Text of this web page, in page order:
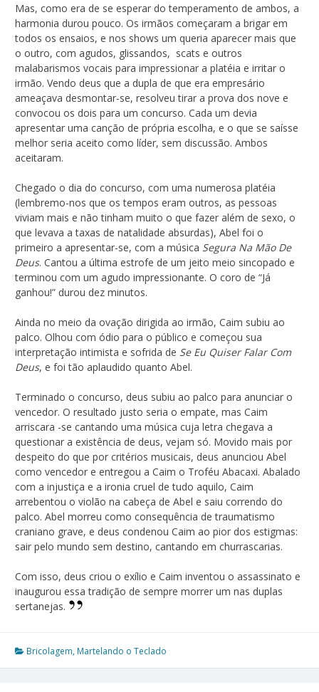
Mas, como era de se esperar do temperamento de ambos, a
harmonia durou pouco. Os irmãos começaram a brigar em
todos os ensaios, e nos shows um queria aparecer mais que
o outro, com agudos, glissandos, scats e outros
malabarismos vocais para impressionar a platéia e irritar o
irmão. Vendo deus que a dupla de que era empresário
ameaçava desmontar-se, resolveu tirar a prova dos nove e
convocou os dois para um concurso. Cada um devia
apresentar uma canção de própria escolha, e o que se saísse
melhor seria aceito como líder, sem discussão. Ambos
aceitaram.
Chegado o dia do concurso, com uma numerosa platéia
(lembremo-nos que os tempos eram outros, as pessoas
viviam mais e não tinham muito o que fazer além de sexo, o
que levava a taxas de natalidade absurdas), Abel foi o
primeiro a apresentar-se, com a música Segura Na Mão De
Deus. Cantou a última estrofe de um jeito meio sincopado e
terminou com um agudo impressionante. O coro de “Já
ganhou!” durou dez minutos.
Ainda no meio da ovação dirigida ao irmão, Caim subiu ao
palco. Olhou com ódio para o público e começou sua
interpretação intimista e sofrida de Se Eu Quiser Falar Com
Deus, e foi tão aplaudido quanto Abel.
Terminado o concurso, deus subiu ao palco para anunciar o
vencedor. O resultado justo seria o empate, mas Caim
arriscara -se cantando uma música cuja letra chegava a
questionar a existência de deus, vejam só. Movido mais por
despeito do que por critérios musicais, deus anunciou Abel
como vencedor e entregou a Caim o Troféu Abacaxi. Abalado
com a injustiça e a ironia cruel de tudo aquilo, Caim
arrebentou o violão na cabeça de Abel e saiu correndo do
palco. Abel morreu como consequência de traumatismo
craniano grave, e deus condenou Caim ao pior dos estigmas:
sair pelo mundo sem destino, cantando em churrascarias.
Com isso, deus criou o exílio e Caim inventou o assassinato e
inaugurou essa tradição de sempre morrer um nas duplas
sertanejas.
Bricolagem, Martelando o Teclado